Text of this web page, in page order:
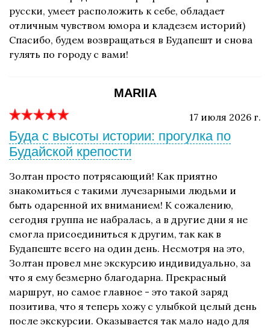
русски, умеет расположить к себе, обладает
отличным чувством юмора и кладезем историй)
Спасибо, будем возвращаться в Будапешт и снова
гулять по городу с вами!
MARIIA
17 июля 2026 г.
Буда с высоты истории: прогулка по
Будайской крепости
Золтан просто потрясающий! Как приятно
знакомиться с такими лучезарными людьми и
быть одаренной их вниманием! К сожалению,
сегодня группа не набралась, а в другие дни я не
смогла присоединиться к другим, так как в
Будапеште всего на один день. Несмотря на это,
Золтан провел мне экскурсию индивидуально, за
что я ему безмерно благодарна. Прекрасный
маршрут, но самое главное - это такой заряд
позитива, что я теперь хожу с улыбкой целый день
после экскурсии. Оказывается так мало надо для